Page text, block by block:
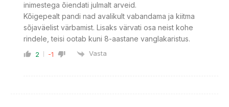
inimestega õiendati julmalt arveid.
Kõigepealt pandi nad avalikult vabandama ja kiitma
sõjaväelist värbamist. Lisaks värvati osa neist kohe
rindele, teisi ootab kuni 8-aastane vanglakaristus.
2 -1 Vasta